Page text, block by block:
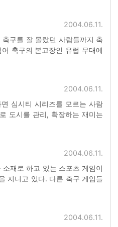
가는
2004.06.11.
구를 잘 몰랐던 사람들까지 축
축구의 본고장인 유럽 무대에
나고 있는데 이런 안타까운
2004.06.11.
심시티 시리즈를 모르는 사람
도시를 관리, 확장하는 재미는
미를 주는 동시에 상당한
2004.06.11.
재로 하고 있는 스포츠 게임이
지니고 있다. 다른 축구 게임들
는
2004.06.11.